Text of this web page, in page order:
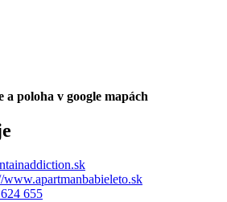
a poloha v google mapách
www.apartmanbabieleto.sk
655